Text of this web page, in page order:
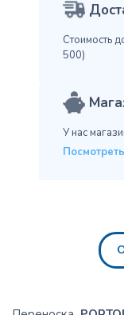
Стоимость
500)
У нас
Посмотреть